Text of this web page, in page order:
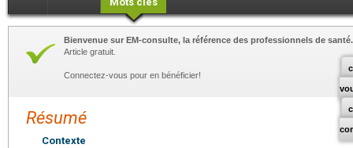
Bienvenue sur EM-consulte, la référence des professionnels de santé.
Article gratuit.
Connectez-vous pour en bénéficier!
Résumé
Contexte